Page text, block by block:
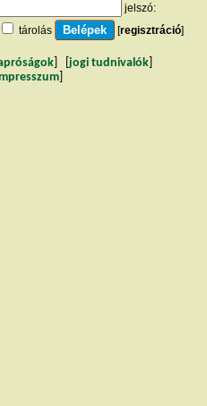
jelszó:
tárolás
[regisztráció]
jogi tudnivalók
]